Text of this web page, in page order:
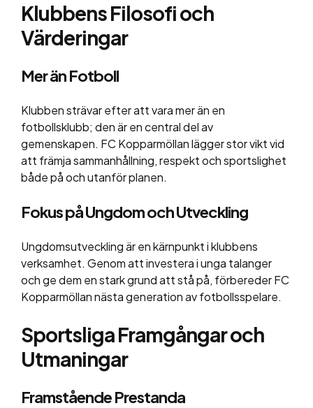
Klubbens Filosofi och
Värderingar
Mer än Fotboll
Klubben strävar efter att vara mer än en
fotbollsklubb; den är en central del av
gemenskapen. FC Kopparmöllan lägger stor vikt vid
att främja sammanhållning, respekt och sportslighet
både på och utanför planen.
Fokus på Ungdom och Utveckling
Ungdomsutveckling är en kärnpunkt i klubbens
verksamhet. Genom att investera i unga talanger
och ge dem en stark grund att stå på, förbereder FC
Kopparmöllan nästa generation av fotbollsspelare.
Sportsliga Framgångar och
Utmaningar
Framstående Prestanda